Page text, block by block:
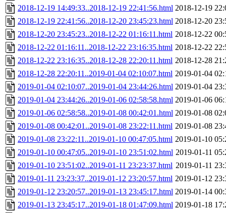
2018-12-19 14:49:33..2018-12-19 22:41:56.html 2018-12-19
2018-12-19 22:41:56..2018-12-20 23:45:23.html 2018-12-20
2018-12-20 23:45:23..2018-12-22 01:16:11.html 2018-12-22
2018-12-22 01:16:11..2018-12-22 23:16:35.html 2018-12-22
2018-12-22 23:16:35..2018-12-28 22:20:11.html 2018-12-28
2018-12-28 22:20:11..2019-01-04 02:10:07.html 2019-01-04
2019-01-04 02:10:07..2019-01-04 23:44:26.html 2019-01-04
2019-01-04 23:44:26..2019-01-06 02:58:58.html 2019-01-06
2019-01-06 02:58:58..2019-01-08 00:42:01.html 2019-01-08
2019-01-08 00:42:01..2019-01-08 23:22:11.html 2019-01-08
2019-01-08 23:22:11..2019-01-10 00:47:05.html 2019-01-10
2019-01-10 00:47:05..2019-01-10 23:51:02.html 2019-01-11
2019-01-10 23:51:02..2019-01-11 23:23:37.html 2019-01-11
2019-01-11 23:23:37..2019-01-12 23:20:57.html 2019-01-12
2019-01-12 23:20:57..2019-01-13 23:45:17.html 2019-01-14
2019-01-13 23:45:17..2019-01-18 01:47:09.html 2019-01-18